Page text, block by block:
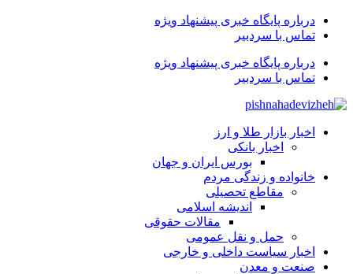
درباره پایگاه خبری پیشنهاد ویژه
تماس با سردبیر
درباره پایگاه خبری پیشنهاد ویژه
تماس با سردبیر
اخبار بازار طلا و ارز
اخبار بانکی
بورس ایران و جهان
خانواده و زندگی مردم
مقاطع تحصیلی
اندیشه اسلامی
مقالات حقوقی
حمل و نقل عمومی
اخبار سیاست داخلی و خارجی
صنعت و معدن